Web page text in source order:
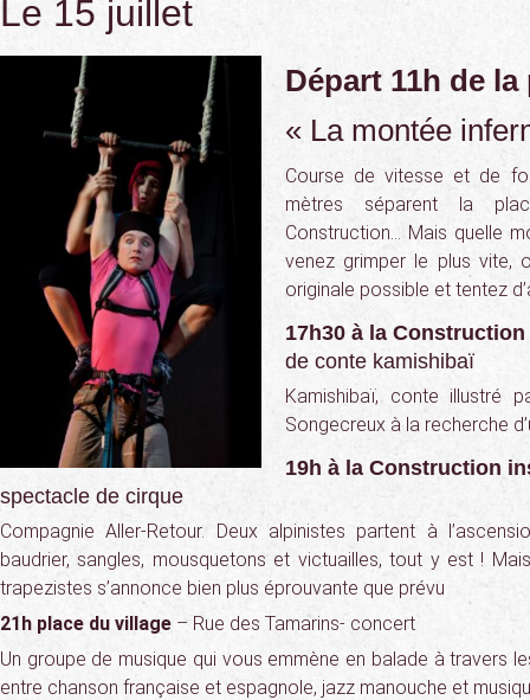
Le 15 juillet
Départ 11h de la
« La montée
Course de vitesse et de
mètres séparent la
Construction… Mais quelle
venez grimper le plus vite,
originale possible et tentez
17h30 à la
de conte kamishibaï
Kamishibaï, conte illustré
Songecreux à la recherche
19h à la Construction
spectacle de cirque
Compagnie Aller-Retour. Deux alpinistes partent à
baudrier, sangles, mousquetons et victuailles, tout y est !
trapezistes s’annonce bien plus éprouvante que prévu
21h place du village – Rue des Tamarins- concert
Un groupe de musique qui vous emmène en balade à travers
entre chanson française et espagnole, jazz manouche et